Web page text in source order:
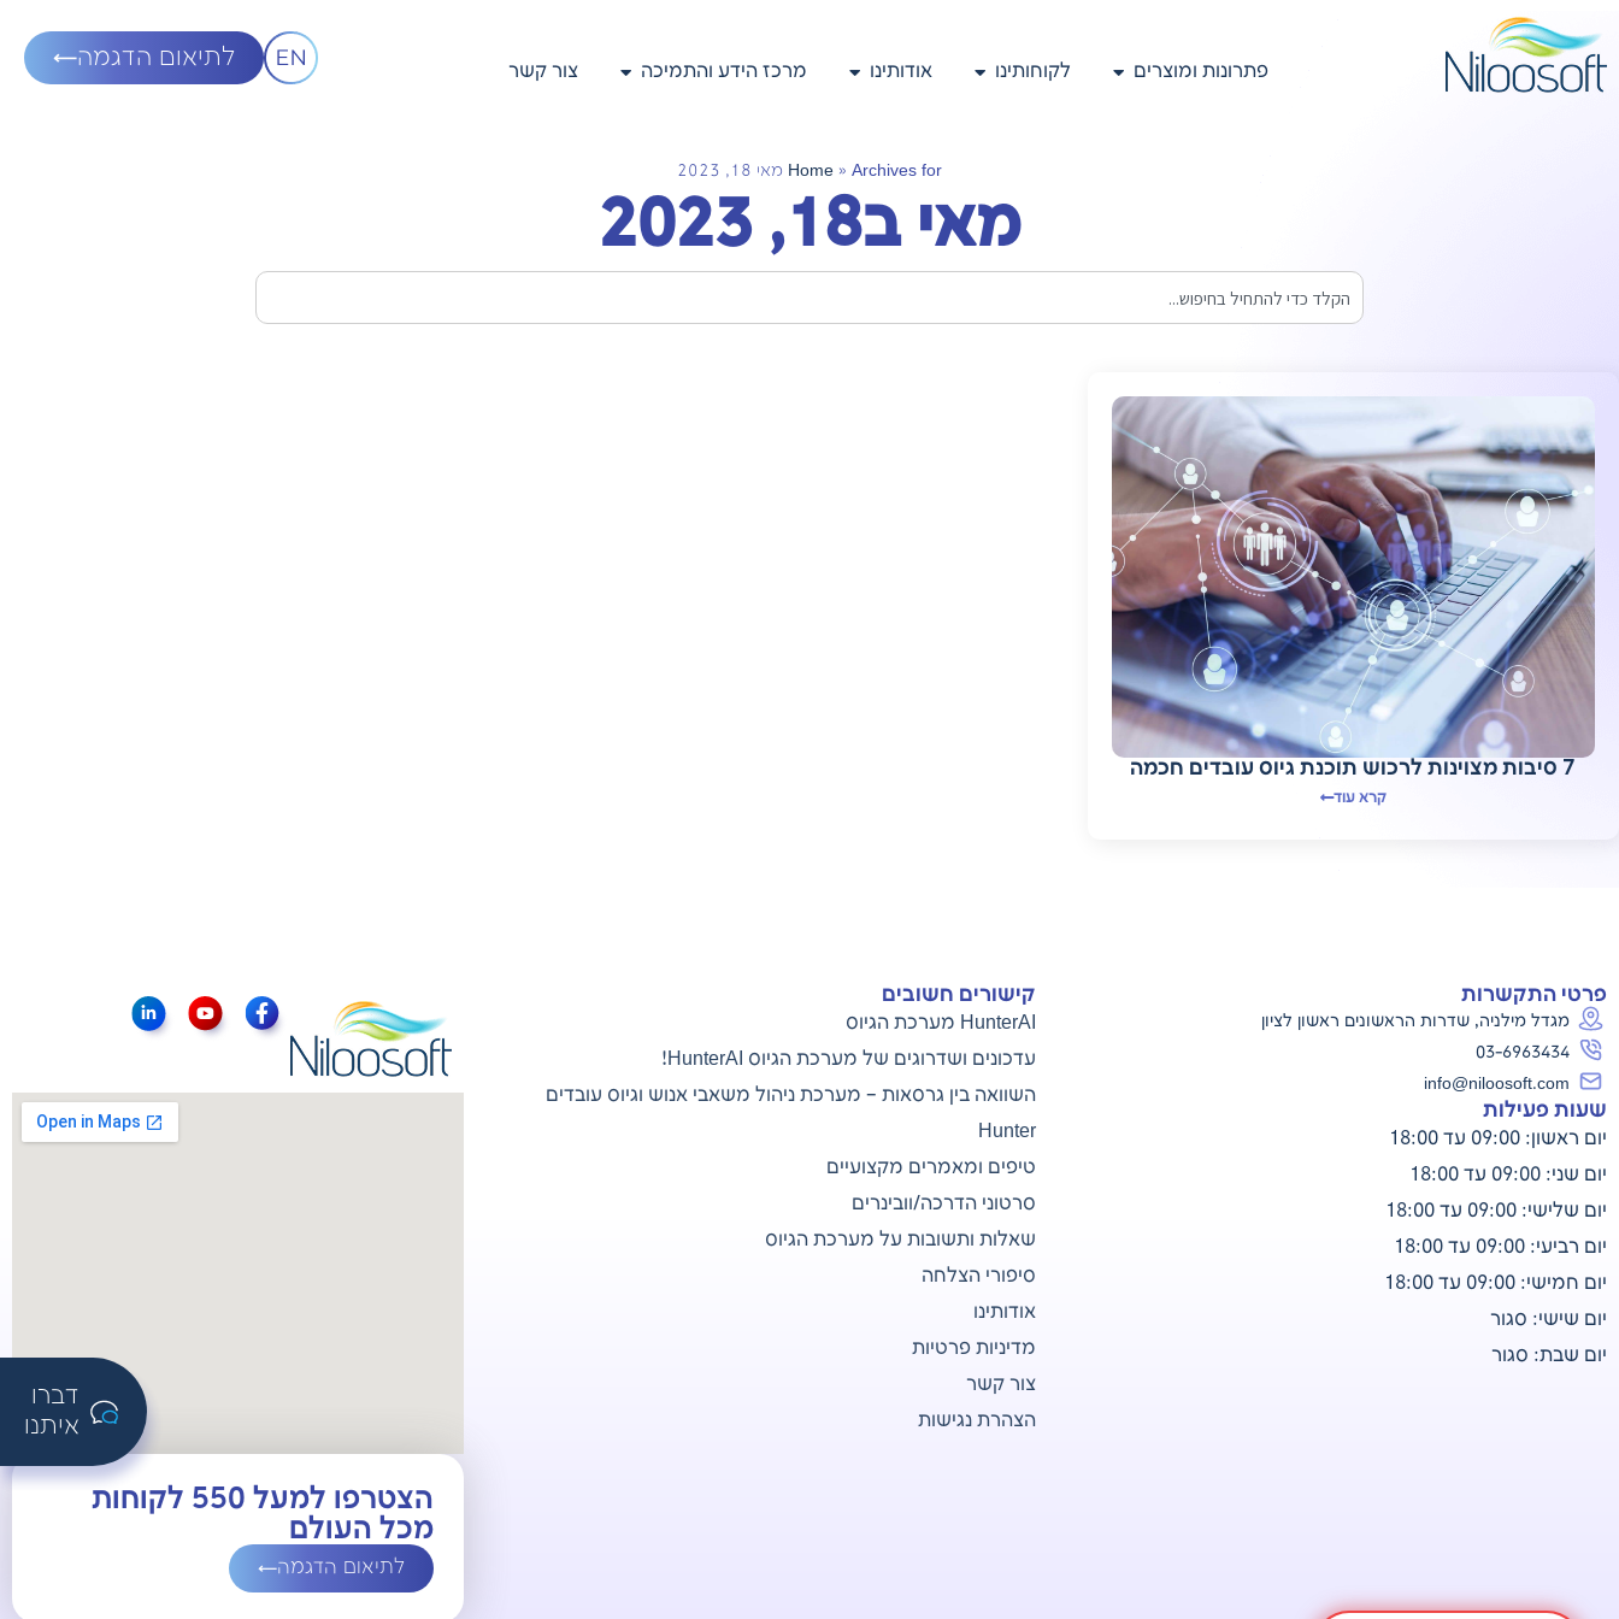
פתרונות ומוצרים לקוחותינו אודותינו מרכז הידע והתמיכה צור קשר
לתיאום הדגמה
Home » Archives for מאי 18, 2023
מאי ב18, 2023
7 סיבות מצוינות לרכוש תוכנת גיוס עובדים חכמה
קרא עוד
פרטי התקשרות
מגדל מילניה, שדרות הראשונים ראשון לציון
03-6963434
info@niloosoft.com
שעות פעילות
יום ראשון: 09:00 עד 18:00
יום שני: 09:00 עד 18:00
יום שלישי: 09:00 עד 18:00
יום רביעי: 09:00 עד 18:00
יום חמישי: 09:00 עד 18:00
יום שישי: סגור
יום שבת: סגור
קישורים חשובים
HunterAI מערכת הגיוס
עדכונים ושדרוגים של מערכת הגיוס HunterAI!
השוואה בין גרסאות – מערכת ניהול משאבי אנוש וגיוס עובדים
Hunter
טיפים ומאמרים מקצועיים
סרטוני הדרכה/וובינרים
שאלות ותשובות על מערכת הגיוס
סיפורי הצלחה
אודותינו
מדיניות פרטיות
צור קשר
הצהרת נגישות
הצטרפו למעל 550 לקוחות
מכל העולם
לתיאום הדגמה
דברו
איתנו